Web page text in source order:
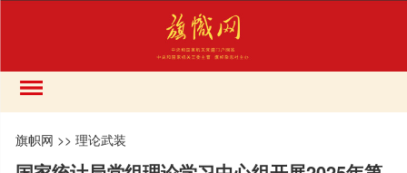
旗帜网 >>理论武装